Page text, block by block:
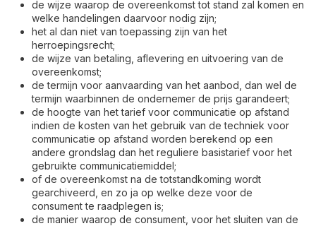
de wijze waarop de overeenkomst tot stand zal komen en
welke handelingen daarvoor nodig zijn;
het al dan niet van toepassing zijn van het
herroepingsrecht;
de wijze van betaling, aflevering en uitvoering van de
overeenkomst;
de termijn voor aanvaarding van het aanbod, dan wel de
termijn waarbinnen de ondernemer de prijs garandeert;
de hoogte van het tarief voor communicatie op afstand
indien de kosten van het gebruik van de techniek voor
communicatie op afstand worden berekend op een
andere grondslag dan het reguliere basistarief voor het
gebruikte communicatiemiddel;
of de overeenkomst na de totstandkoming wordt
gearchiveerd, en zo ja op welke deze voor de
consument te raadplegen is;
de manier waarop de consument, voor het sluiten van de